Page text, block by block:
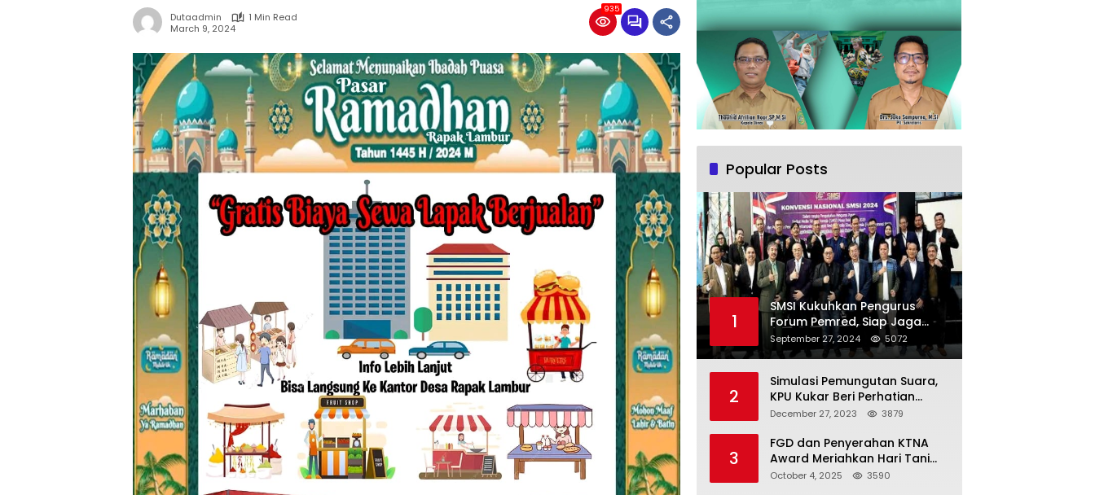
Dutaadmin
1 Min Read
March 9, 2024
935
Popular Posts
1
SMSI Kukuhkan Pengurus
Forum Pemred, Siap Jaga
Kualitas Media Daring di
Indonesia
September 27, 2024 5072
2
Simulasi Pemungutan Suara,
KPU Kukar Beri Perhatian
Penyandang Disabilitas
December 27, 2023 3879
3
FGD dan Penyerahan KTNA
Award Meriahkan Hari Tani
Nasional di Kukar
October 4, 2025 3590